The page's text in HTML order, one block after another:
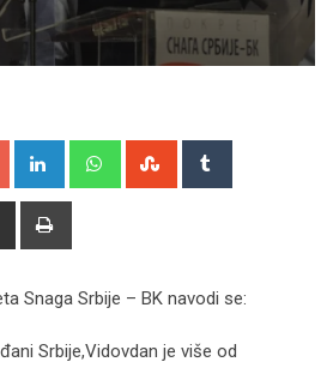
Google+ LinkedIn WhatsappStumbleUpon
Share
Snaga Srbije – BK navodi se:
Srbije,Vidovdan je više od